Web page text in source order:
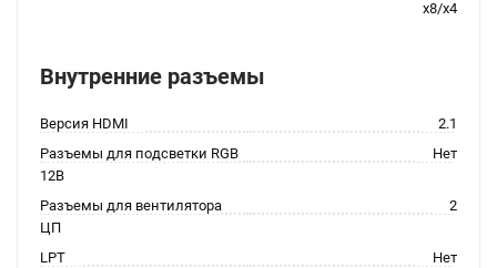
x8/x4
Внутренние разъемы
Версия HDMI
2.1
Разъемы для подсветки RGB
12В
Нет
Разъемы для вентилятора
ЦП
2
LPT
Нет